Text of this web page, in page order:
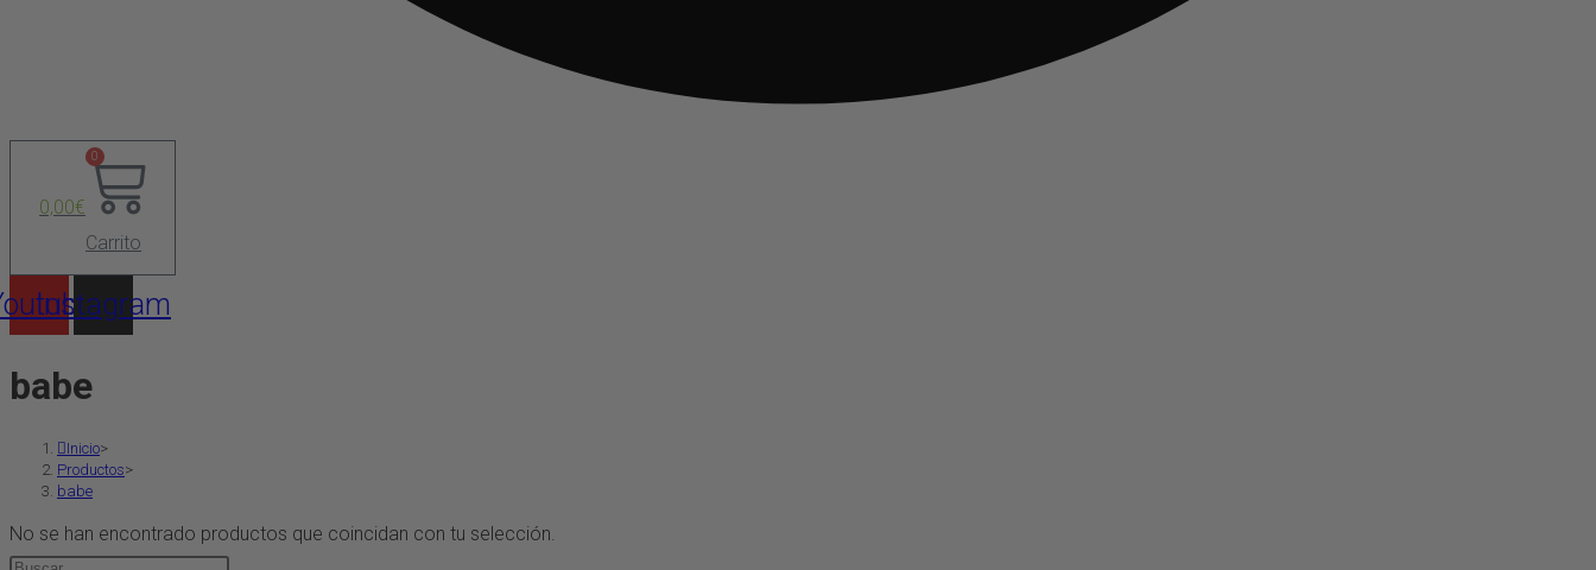
0,00€
0
Carrito
Instagram
babe
Inicio>
Productos>
babe
No se han encontrado productos que coincidan con tu selección.